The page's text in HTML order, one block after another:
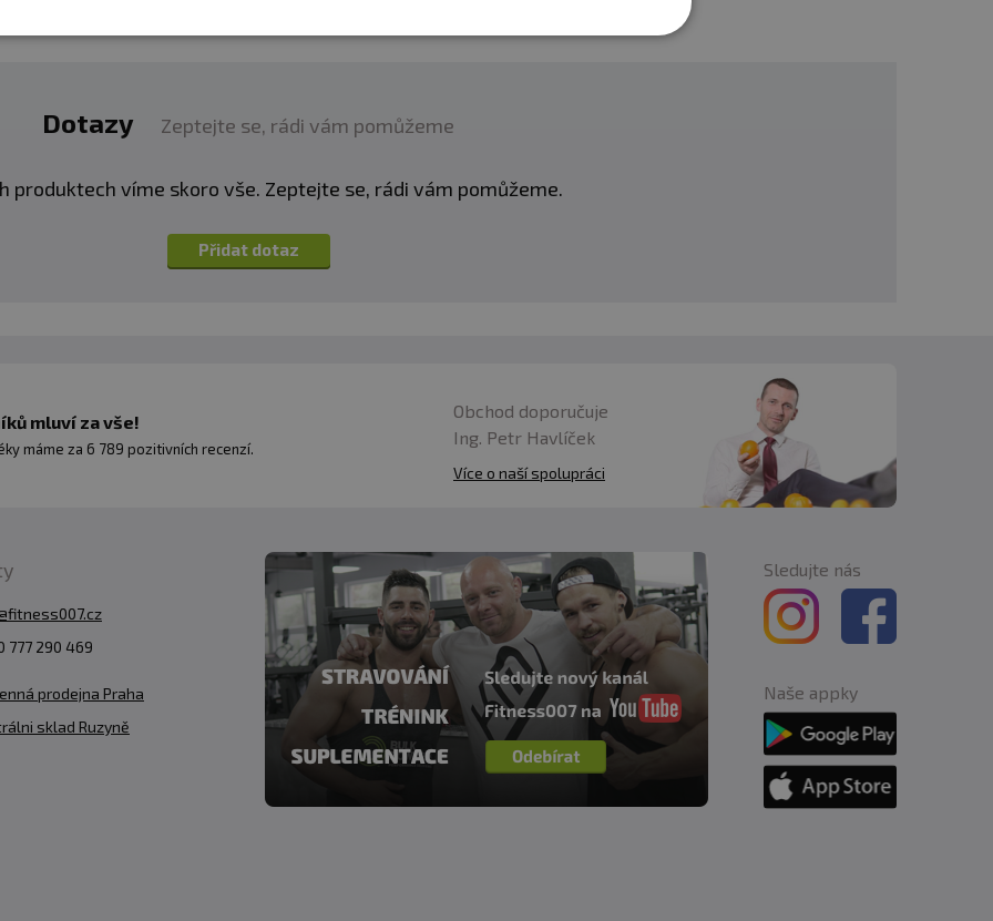
Dotazy Zeptejte se, rádi vám pomůžeme
produktech víme skoro vše. Zeptejte se, rádi vám pomůžeme.
Přidat dotaz
mluví za vše!
máme za 6 789 pozitivních recenzí.
Obchod doporučuje
Ing. Petr Havlíček
Více o naší spolupráci
777 290 469
prodejna Praha
sklad Ruzyně
Sledujte nás
Naše appky